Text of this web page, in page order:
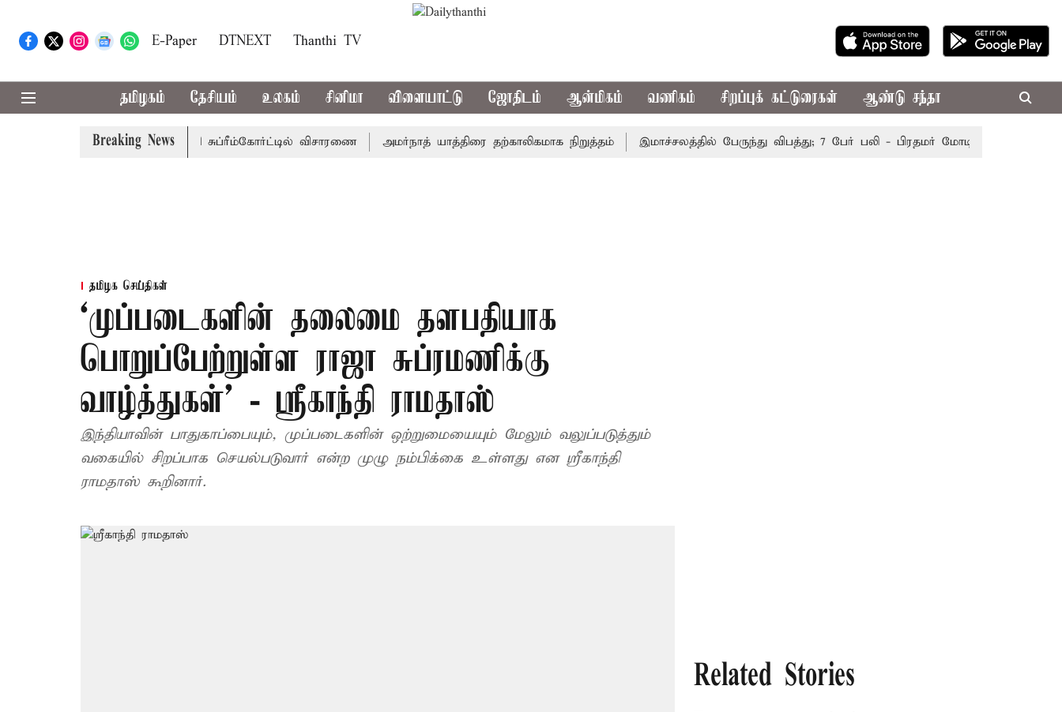
E-Paper DTNEXT Thanthi TV
தமிழகம் தேசியம் உலகம் சினிமா விளையாட்டு ஜோதிடம் ஆன்மிகம் வணிகம் சிறப்புக் கட்டுரைகள் ஆண்டு சந்தா
Breaking News
வழக்கு; வரும் 14ம்தேதி சுப்ரீம்கோர்ட்டில் விசாரணை அமர்நாத் யாத்திரை தற்காலிகமாக நிறுத்தம் இமாச்சலத்தில் பேருந்து விபத்து; 7 பேர் பலி - பிரதமர் மோடி இரங்கல்
தமிழக செய்திகள்
‘முப்படைகளின் தலைமை தளபதியாக
பொறுப்பேற்றுள்ள ராஜா சுப்ரமணிக்கு
வாழ்த்துகள்’ - ஸ்ரீகாந்தி ராமதாஸ்
இந்தியாவின் பாதுகாப்பையும், முப்படைகளின் ஒற்றுமையையும் மேலும் வலுப்படுத்தும்
வகையில் சிறப்பாக செயல்படுவார் என்ற முழு நம்பிக்கை உள்ளது என ஸ்ரீகாந்தி
ராமதாஸ் கூறினார்.
Related Stories